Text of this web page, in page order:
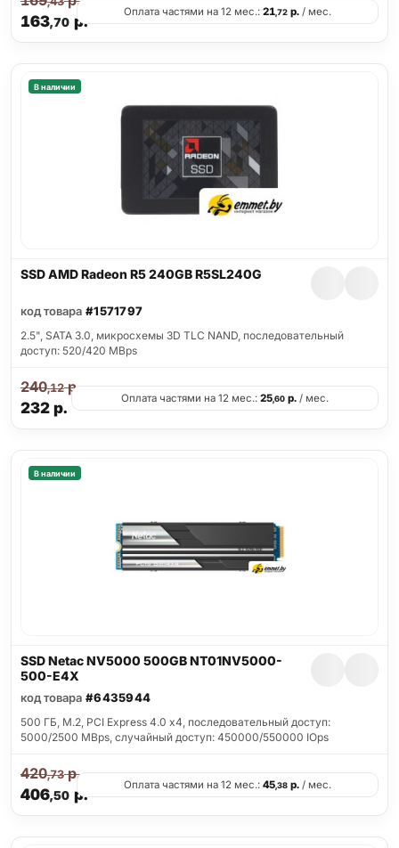
163,70р.
Оплата частями на 12 мес.: 21,72 р. / мес.
В наличии
SSD AMD Radeon R5 240GB R5SL240G
код товара #1571797
2.5", SATA 3.0, микросхемы 3D TLC NAND, последовательный
доступ: 520/420 MBps
232р.
240,12р.
Оплата частями на 12 мес.: 25,60р./ мес.
В наличии
SSD Netac NV5000 500GB NT01NV5000-
500-E4X
код товара #6435944
500 ГБ, M.2, PCI Express 4.0 x4, последовательный доступ:
5000/2500 MBps, случайный доступ: 450000/550000 IOps
406,50р.
420,73р.
Оплата частями на 12 мес.: 45,38 р. / мес.